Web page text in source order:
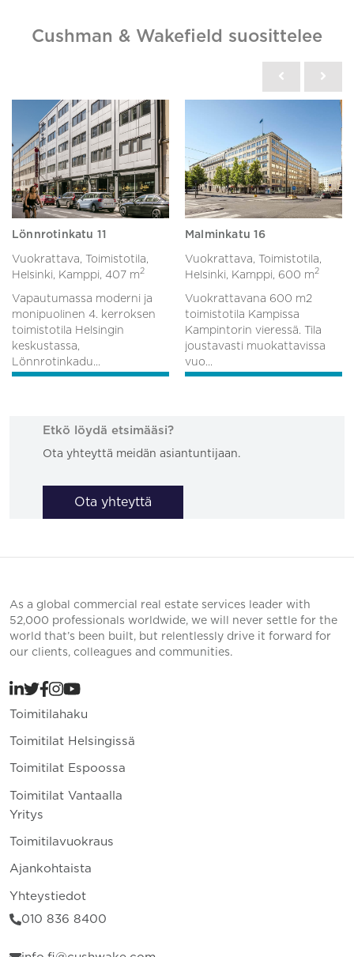
Cushman & Wakefield suosittelee
Lönnrotinkatu 11
Vuokrattava, Toimistotila,
Helsinki, Kamppi, 407 m2
Vapautumassa moderni ja
monipuolinen 4. kerroksen
toimistotila Helsingin
keskustassa,
Lönnrotinkadu...
Malminkatu 16
Vuokrattava, Toimistotila,
Helsinki, Kamppi, 600 m2
Vuokrattavana 600 m2
toimistotila Kampissa
Kampintorin vieressä. Tila
joustavasti muokattavissa
vuo...
Etkö löydä etsimääsi?
Ota yhteyttä meidän asiantuntijaan.
Ota yhteyttä
As a global commercial real estate services leader with
52,000 professionals worldwide, we will never settle for the
world that’s been built, but relentlessly drive it forward for
our clients, colleagues and communities.
Toimitilahaku
Toimitilat Helsingissä
Toimitilat Espoossa
Toimitilat Vantaalla
Yritys
Toimitilavuokraus
Ajankohtaista
Yhteystiedot
010 836 8400